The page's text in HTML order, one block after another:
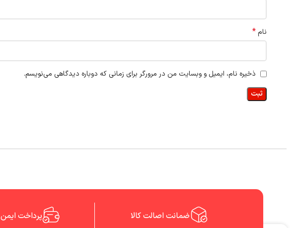
نام*
ذخیره نام، ایمیل و وبسایت من در مرورگر برای زمانی که دوباره دیدگاهی می‌نویسم.
ضمانت اصالت کالا پرداخت ایمن